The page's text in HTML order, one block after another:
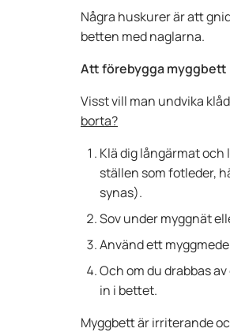
Några huskurer är att
betten med naglarna.
Att förebygga myggbett
Visst vill man undvika
borta?
Klä dig långärmat
ställen som fotleder,
synas).
Sov under myggnät
Använd ett
Och om du drabbas
in i bettet.
Myggbett är irriterande